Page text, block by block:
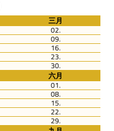
三月
02.
09.
16.
23.
30.
六月
01.
08.
15.
22.
29.